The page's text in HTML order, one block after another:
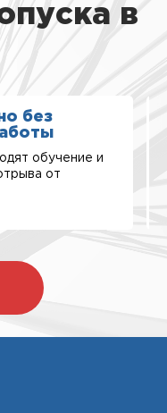
в
без
обучение и
от